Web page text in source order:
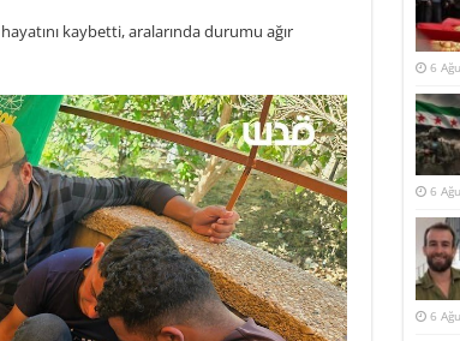
kaybetti, aralarında durumu ağır
6
6
6